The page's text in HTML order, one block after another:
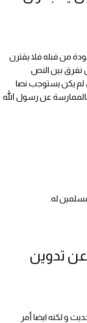
من قبله فلا يقترن
نفرق بين النص
لم يكن يستوجب نصا
عن رسول الله
له.
عن تدوين
و لكنه ايضا أمر